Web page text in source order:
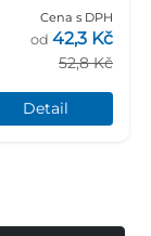
Cena s DPH
52,8 Kč
od 42,3 Kč
Detail